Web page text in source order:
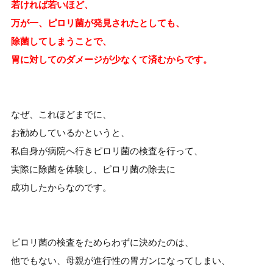
若ければ若いほど、
万が一、ピロリ菌が発見されたとしても、
除菌してしまうことで、
胃に対してのダメージが少なくて済むからです。
なぜ、これほどまでに、
お勧めしているかというと、
私自身が病院へ行きピロリ菌の検査を行って、
実際に除菌を体験し、ピロリ菌の除去に
成功したからなのです。
ピロリ菌の検査をためらわずに決めたのは、
他でもない、母親が進行性の胃ガンになってしまい、